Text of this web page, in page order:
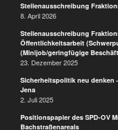
Stellenausschreibung
8. April 2026
Stellenausschreibung
Öffentlichkeitsarbeit
(Minijob/geringfügige
23. Dezember 2025
Sicherheitspolitik neu denken
Jena
2. Juli 2025
Positionspapier des SPD-OV
Bachstraßenareals